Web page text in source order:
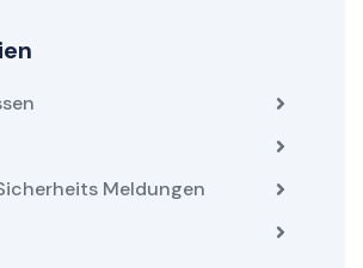
Meldungen